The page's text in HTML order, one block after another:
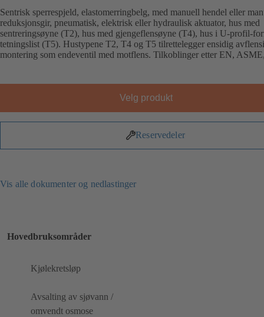
Sentrisk sperrespjeld, elastomerringbelg, med manuell hendel eller
reduksjonsgir, pneumatisk, elektrisk eller hydraulisk aktuator, hus med
sentreringsøyne (T2), hus med gjengeflensøyne (T4), hus i U-profil-
tetningslist (T5). Hustypene T2, T4 og T5 tilrettelegger ensidig
montering som endeventil med motflens. Tilkoblinger etter EN,
Velg produkt
Reservedeler
Vis alle dokumenter og nedlastinger
Hovedbruksområder
Kjølekretsløp
Avsalting av sjøvann /
omvendt osmose